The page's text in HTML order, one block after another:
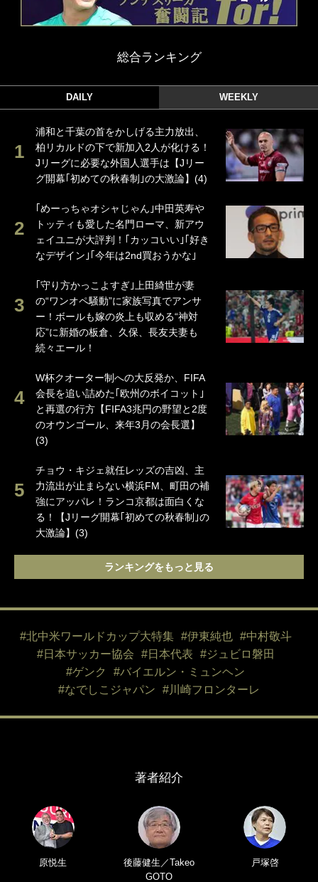
総合ランキング
DAILY WEEKLY
浦和と千葉の首をかしげる主力放出、
柏リカルドの下で新加入2人が化ける！
Jリーグに必要な外国人選手は【Jリー
グ開幕｢初めての秋春制｣の大激論】(4)
｢めーっちゃオシャじゃん｣中田英寿や
トッティも愛した名門ローマ、新アウ
ェイユニが大評判！｢カッコいい｣｢好き
なデザイン｣｢今年は2nd買おうかな｣
｢守り方かっこよすぎ｣上田綺世が妻
の“ワンオペ騒動”に家族写真でアンサ
ー！ボールも嫁の炎上も収める“神対
応”に新婚の板倉、久保、長友夫妻も
続々エール！
W杯クオーター制への大反発か、FIFA
会長を追い詰めた｢欧州のボイコット｣
と再選の行方【FIFA3兆円の野望と2度
のオウンゴール、来年3月の会長選】
(3)
チョウ・キジェ就任レッズの吉凶、主
力流出が止まらない横浜FM、町田の補
強にアッパレ！ランコ京都は面白くな
る！【Jリーグ開幕｢初めての秋春制｣の
大激論】(3)
ランキングをもっと見る
#北中米ワールドカップ大特集 #伊東純也
#中村敬斗
#日本サッカー協会
#日本代表
#ジュビロ磐田
#ゲンク
#バイエルン・ミュンヘン
#なでしこジャパン
#川崎フロンターレ
著者紹介
原悦生
後藤健生／Takeo
GOTO
戸塚啓